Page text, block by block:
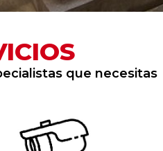
que necesitas